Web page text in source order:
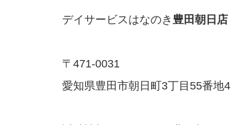
デイサービスはなのき 豊田朝日店
〒471-0031
愛知県豊田市朝日町3丁目55番地4